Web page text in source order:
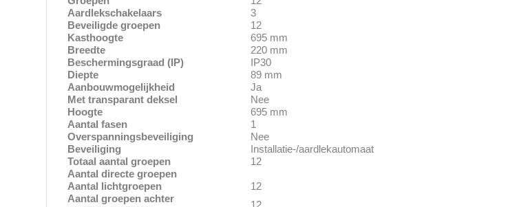
Aardlekschakelaars
3
Beveiligde groepen
12
Kasthoogte
695 mm
Breedte
220 mm
Beschermingsgraad (IP)
IP30
Diepte
89 mm
Aanbouwmogelijkheid
Ja
Met transparant deksel
Nee
Hoogte
695 mm
Aantal fasen
1
Overspanningsbeveiliging
Nee
Beveiliging
Installatie-/aardlekautomaat
Totaal aantal groepen
12
Aantal directe groepen
Aantal lichtgroepen
12
Aantal groepen achter
12